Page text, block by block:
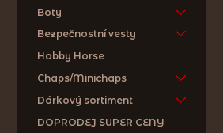
Boty
Bezpečnostní vesty
Hobby Horse
Chaps/Minichaps
Dárkový sortiment
DOPRODEJ SUPER CENY